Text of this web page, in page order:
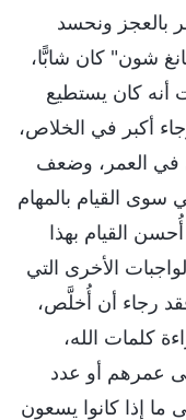
بالعجز ونحسد
شون" كان شابًّا،
أنه كان يستطيع
أكبر في الخلاص،
في العمر، وضعف
القيام بالمهام
القيام بهذا
الأخرى التي
رجاء أن أُخلَّص،
كلمات الله،
عمرهم أو عدد
ما إذا كانوا يسعون